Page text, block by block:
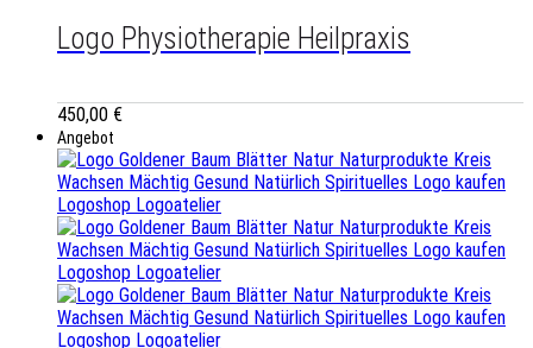
Logo Physiotherapie Heilpraxis
450,00 €
Angebot